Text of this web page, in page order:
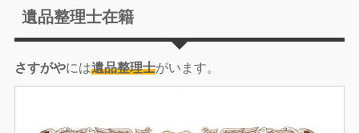
遺品整理士在籍
さすがやには遺品整理士がいます。